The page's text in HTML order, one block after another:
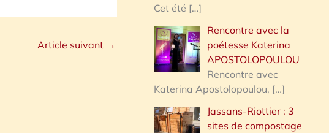
Article suivant →
Cet été […]
Rencontre avec la
poétesse Katerina
APOSTOLOPOULOU
Rencontre avec
Katerina Apostolopoulou, […]
Jassans-Riottier : 3
sites de compostage